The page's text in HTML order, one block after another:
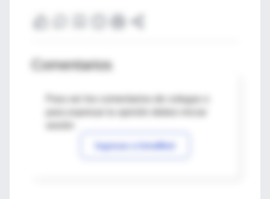
Comentarios
Para ver los comentarios de colegas o
Ingresar a IntraMed